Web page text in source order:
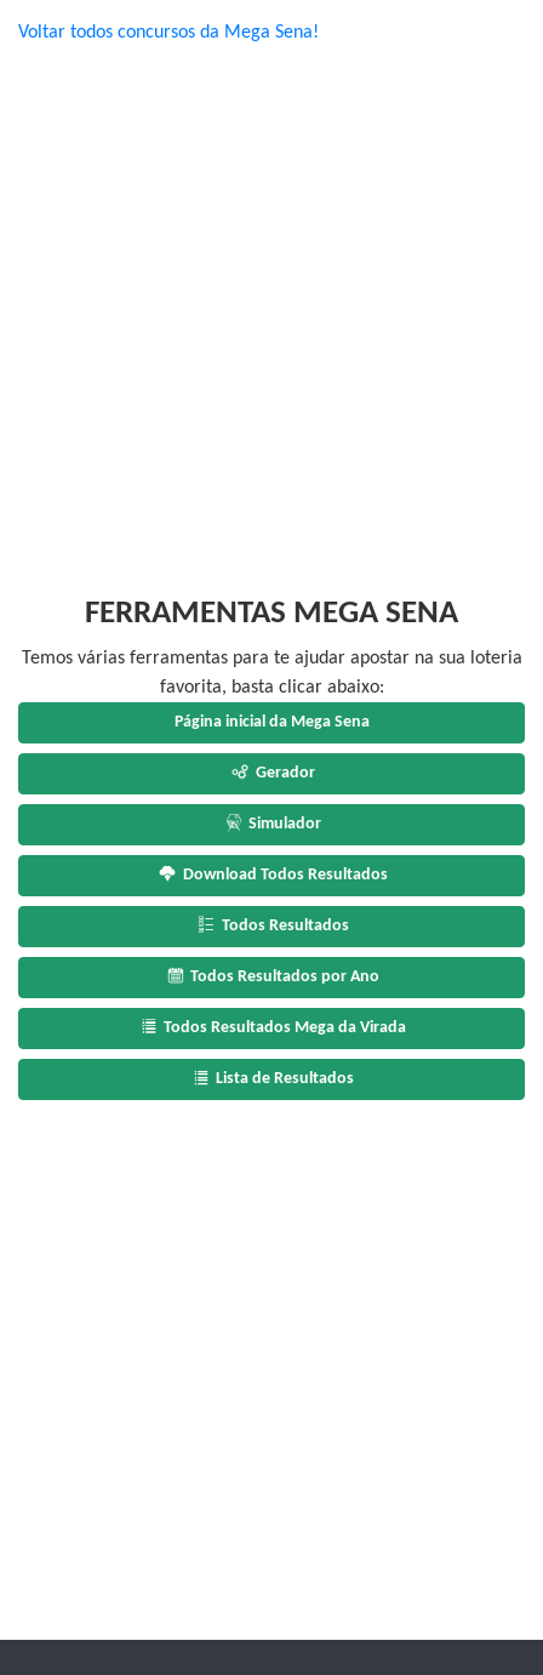
Voltar todos concursos da Mega Sena!
FERRAMENTAS MEGA SENA
Temos várias ferramentas para te ajudar apostar na sua loteria
favorita, basta clicar abaixo:
Página inicial da Mega Sena
Gerador
Simulador
Download Todos Resultados
Todos Resultados
Todos Resultados por Ano
Todos Resultados Mega da Virada
Lista de Resultados